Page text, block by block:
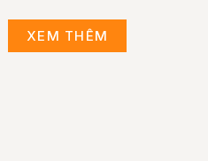
XEM THÊM